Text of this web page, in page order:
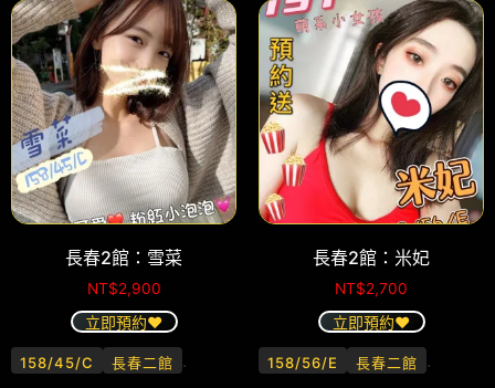
長春2館：雪菜
NT$2,900
立即預約❤️
158/45/C 長春二館 .
長春2館：米妃
NT$2,700
立即預約❤️
158/56/E 長春二館 .